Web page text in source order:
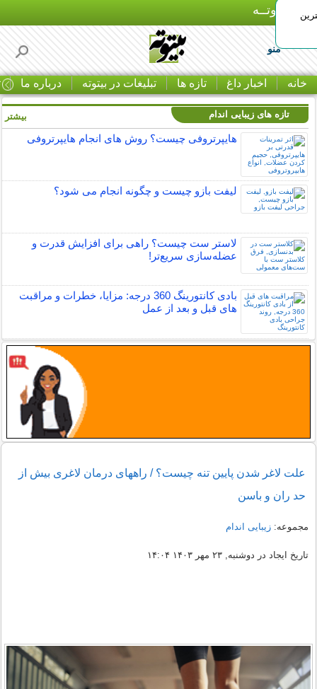
بـیتوتــه
منو
خانه اخبار داغ تازه ها تبلیغات در بیتوته درباره ما
تازه های زیبایی اندام
هایپرتروفی چیست؟ روش های انجام هایپرتروفی
لیفت بازو چیست و چگونه انجام می شود؟
لاستر ست چیست؟ راهی برای افزایش قدرت و
عضله‌سازی سریع‌تر!
بادی کانتورینگ 360 درجه: مزایا، خطرات و مراقبت
های قبل و بعد از عمل
بیشتر
علت لاغر شدن پایین تنه چیست؟ / راههای درمان لاغری بیش از
حد ران و باسن
مجموعه:زیبایی اندام
تاریخ ایجاد در دوشنبه, ۲۳ مهر ۱۴۰۳ ۱۴:۰۴